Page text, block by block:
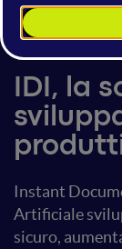
14 giugno
AI Tools
IDI, la
Instant
Artificiale
sicuro,